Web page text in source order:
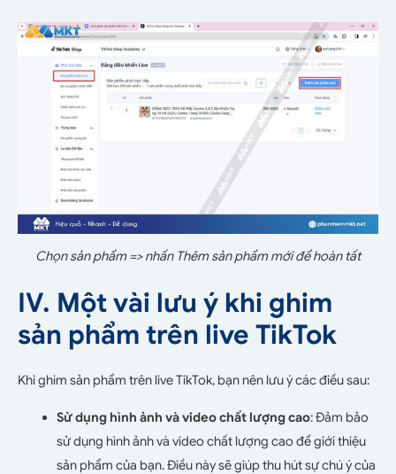
Chọn sản phẩm => nhấn Thêm sản phẩm mới để hoàn tất
IV. Một vài lưu ý khi ghim
sản phẩm trên live TikTok
Khi ghim sản phẩm trên live TikTok, bạn nên lưu ý các điều sau:
Sử dụng hình ảnh và video chất lượng cao: Đảm bảo
sử dụng hình ảnh và video chất lượng cao để giới thiệu
sản phẩm của bạn. Điều này sẽ giúp thu hút sự chú ý của